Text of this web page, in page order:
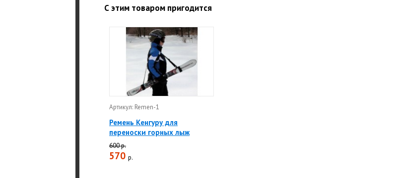
С этим товаром пригодится
Артикул: Remen-1
Ремень Кенгуру для
переноски горных лыж
600 р.
570 р.